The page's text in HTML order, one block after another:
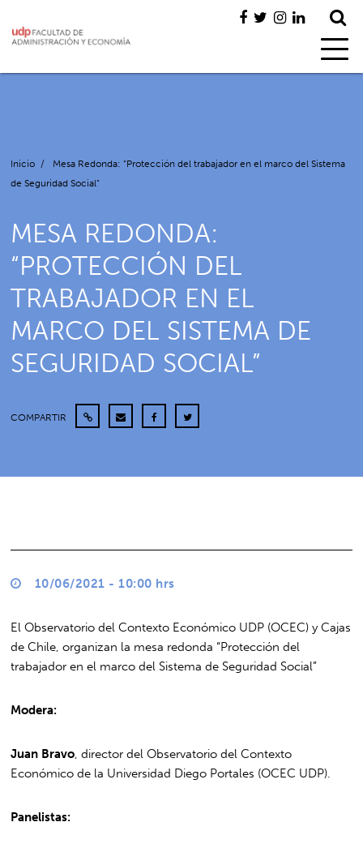
Inicio /
Mesa Redonda: “Protección del trabajador en el marco del Sistema
de Seguridad Social”
MESA REDONDA:
“PROTECCIÓN DEL
TRABAJADOR EN EL
MARCO DEL SISTEMA DE
SEGURIDAD SOCIAL”
COMPARTIR
10/06/2021 - 10:00 hrs
El Observatorio del Contexto Económico UDP (OCEC) y Cajas
de Chile, organizan la mesa redonda “Protección del
trabajador en el marco del Sistema de Seguridad Social”
Modera:
Juan Bravo, director del Observatorio del Contexto
Económico de la Universidad Diego Portales (OCEC UDP).
Panelistas: